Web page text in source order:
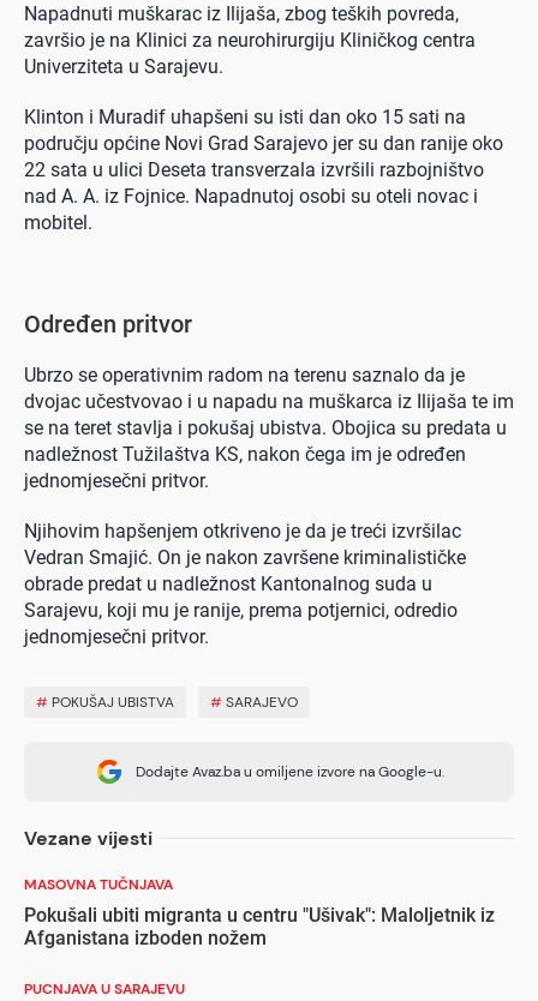
Napadnuti muškarac iz Ilijaša, zbog teških povreda,
završio je na Klinici za neurohirurgiju Kliničkog centra
Univerziteta u Sarajevu.
Klinton i Muradif uhapšeni su isti dan oko 15 sati na
području općine Novi Grad Sarajevo jer su dan ranije oko
22 sata u ulici Deseta transverzala izvršili razbojništvo
nad A. A. iz Fojnice. Napadnutoj osobi su oteli novac i
mobitel.
Određen pritvor
Ubrzo se operativnim radom na terenu saznalo da je
dvojac učestvovao i u napadu na muškarca iz Ilijaša te im
se na teret stavlja i pokušaj ubistva. Obojica su predata u
nadležnost Tužilaštva KS, nakon čega im je određen
jednomjesečni pritvor.
Njihovim hapšenjem otkriveno je da je treći izvršilac
Vedran Smajić. On je nakon završene kriminalističke
obrade predat u nadležnost Kantonalnog suda u
Sarajevu, koji mu je ranije, prema potjernici, odredio
jednomjesečni pritvor.
# POKUŠAJ UBISTVA #SARAJEVO
Dodajte Avaz.ba u omiljene izvore na Google-u.
Vezane vijesti
MASOVNA TUČNJAVA
Pokušali ubiti migranta u centru "Ušivak": Maloljetnik iz
Afganistana izboden nožem
PUCNJAVA U SARAJEVU